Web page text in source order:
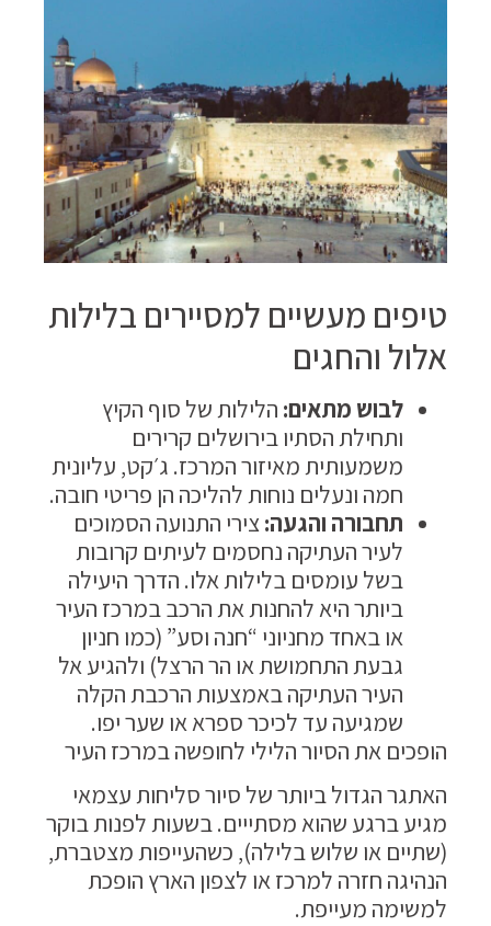
טיפים מעשיים למסיירים בלילות
אלול והחגים
לבוש מתאים: הלילות של סוף הקיץ
ותחילת הסתיו בירושלים קרירים
משמעותית מאיזור המרכז. ג׳קט, עליונית
חמה ונעלים נוחות להליכה הן פריטי חובה.
תחבורה והגעה:צירי התנועה הסמוכים
לעיר העתיקה נחסמים לעיתים קרובות
בשל עומסים בלילות אלו. הדרך היעילה
ביותר היא להחנות את הרכב במרכז העיר
או באחד מחניוני “חנה וסע” (כמו חניון
גבעת התחמושת או הר הרצל) ולהגיע אל
העיר העתיקה באמצעות הרכבת הקלה
שמגיעה עד לכיכר ספרא או שער יפו.
הופכים את הסיור הלילי לחופשה במרכז העיר
האתגר הגדול ביותר של סיור סליחות עצמאי
מגיע ברגע שהוא מסתייים. בשעות לפנות בוקר
(שתיים או שלוש בלילה), כשהעייפות מצטברת,
הנהיגה חזרה למרכז או לצפון הארץ הופכת
למשימה מעייפת.